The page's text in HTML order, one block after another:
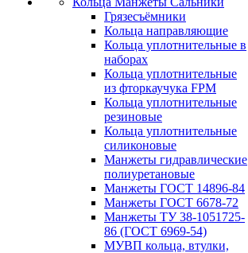
Грязесъёмники
Кольца направляющие
Кольца уплотнительные в
наборах
Кольца уплотнительные
из фторкаучука FPM
Кольца уплотнительные
резиновые
Кольца уплотнительные
силиконовые
Манжеты гидравлические
полиуретановые
Манжеты ГОСТ 14896-84
Манжеты ГОСТ 6678-72
Манжеты ТУ 38-1051725-
86 (ГОСТ 6969-54)
МУВП кольца, втулки,